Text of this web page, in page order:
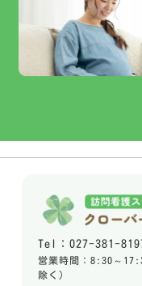
Tel：027-381-
営業時間：8:30～
除く)